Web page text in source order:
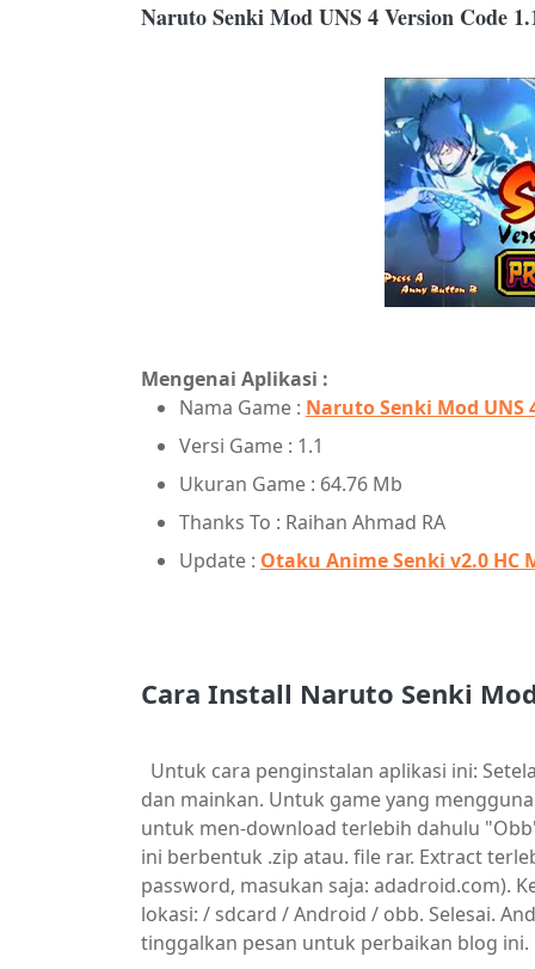
Naruto Senki Mod UNS 4 Version Code
Mengenai Aplikasi :
Nama Game : Naruto Senki Mod UNS
Versi Game : 1.1
Ukuran Game : 64.76 Mb
Thanks To : Raihan Ahmad RA
Update : Otaku Anime Senki v2.0 HC
Cara Install Naruto Senki
Untuk cara penginstalan aplikasi ini:
dan mainkan. Untuk game yang
untuk men-download terlebih dahulu
ini berbentuk .zip atau. file rar. Extract
password, masukan saja: adadroid.com).
lokasi: / sdcard / Android / obb. Selesai.
tinggalkan pesan untuk perbaikan blog ini.